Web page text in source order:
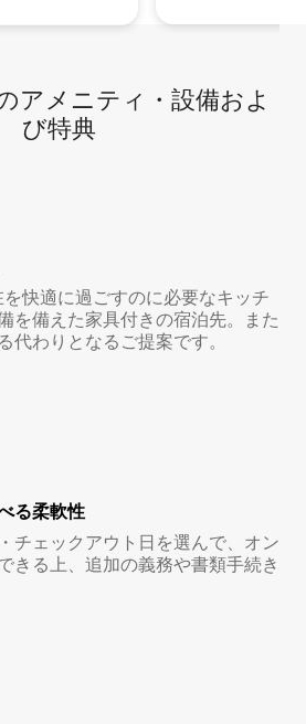
ア⁠メ⁠ニ⁠テ⁠ィ⁠・設⁠備⁠およ
び特⁠典
快適に過ごすのに必要なキッチ
を備えた家具付きの宿泊先。また
代わりとなるご提案です。
る柔軟性
チェックアウト日を選んで、オン
きる上、追加の義務や書類手続き